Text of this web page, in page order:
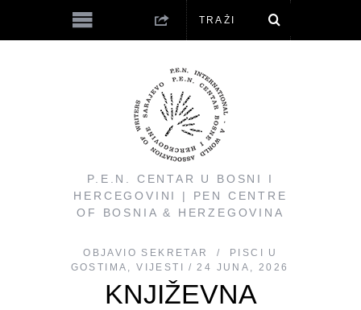
P.E.N. CENTAR U BOSNI I
HERCEGOVINI | PEN CENTRE
OF BOSNIA & HERZEGOVINA
OBJAVIO SEKRETAR
PISCI U
GOSTIMA ,VIJESTI 24 JUNA, 2026
KNJIŽEVNA